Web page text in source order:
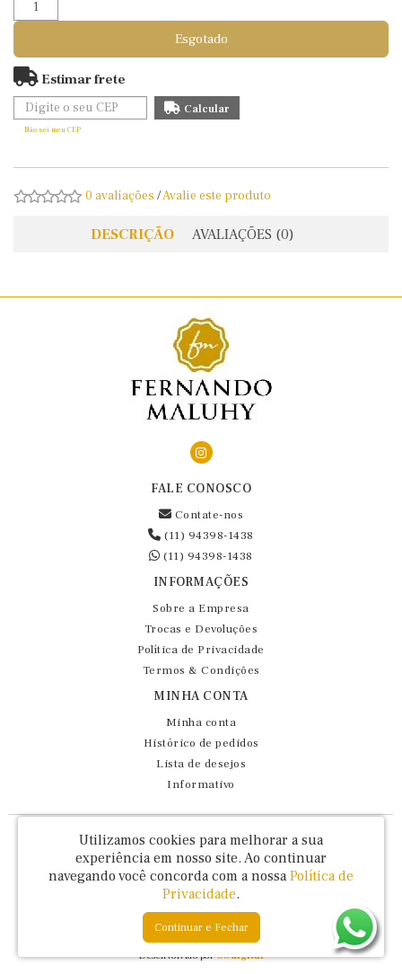
Esgotado
Estimar frete
Não sei meu CEP
0 avaliações /Avalie este produto
DESCRIÇÃO AVALIAÇÕES (0)
FALE CONOSCO
Contate-nos
(11) 94398-1438
(11) 94398-1438
INFORMAÇÕES
Sobre a Empresa
Trocas e Devoluções
Política de Privacidade
Termos & Condições
MINHA CONTA
Minha conta
Histórico de pedidos
Lista de desejos
Informativo
Fernando Maluhy Cia Ltda - CNPJ: 60.458.825/0001-86
Rua Dr Euclydes da Cunha, 47 - Brás - São Paulo / SP - CEP 03016-030
Fernando Maluhy © 2026
Desenvolvido por88digital
Utilizamos cookies para melhorar a sua
experiência em nosso site. Ao continuar
navegando você concorda com a nossa Política de
Privacidade.
Continuar e Fechar